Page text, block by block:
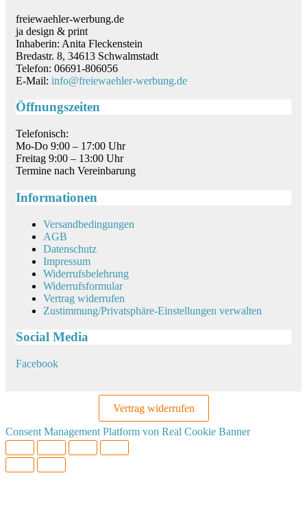
freiewaehler-werbung.de
ja design & print
Inhaberin: Anita Fleckenstein
Bredastr. 8, 34613 Schwalmstadt
Telefon: 06691-806056
E-Mail: info@freiewaehler-werbung.de
Öffnungszeiten
Telefonisch:
Mo-Do 9:00 – 17:00 Uhr
Freitag 9:00 – 13:00 Uhr
Termine nach Vereinbarung
Informationen
Versandbedingungen
AGB
Datenschutz
Impressum
Widerrufsbelehrung
Widerrufsformular
Vertrag widerrufen
Zustimmung/Privatsphäre-Einstellungen verwalten
Social Media
Facebook
Vertrag widerrufen
Consent Management Platform von Real Cookie Banner